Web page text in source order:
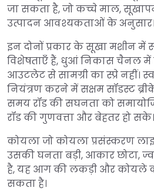
जा सकता है, जो कच्चे माल,
उत्पादन आवश्यकताओं के अनुसार।
इन दोनों प्रकार के सूखा मशीन में
विशेषताएँ हैं, धुआं निकास चैनल में
आउटलेट से सामग्री का स्प्रे नहीं।
नियंत्रण करने में सक्षम सॉडस्ट
समय रॉड की सघनता को
रॉड की गुणवत्ता और बेहतर हो सके।
कोयला जो कोयला प्रसंस्करण
उसकी घनता बड़ी, आकार छोटा,
है, यह आग की लकड़ी और कोयले
सकता है।